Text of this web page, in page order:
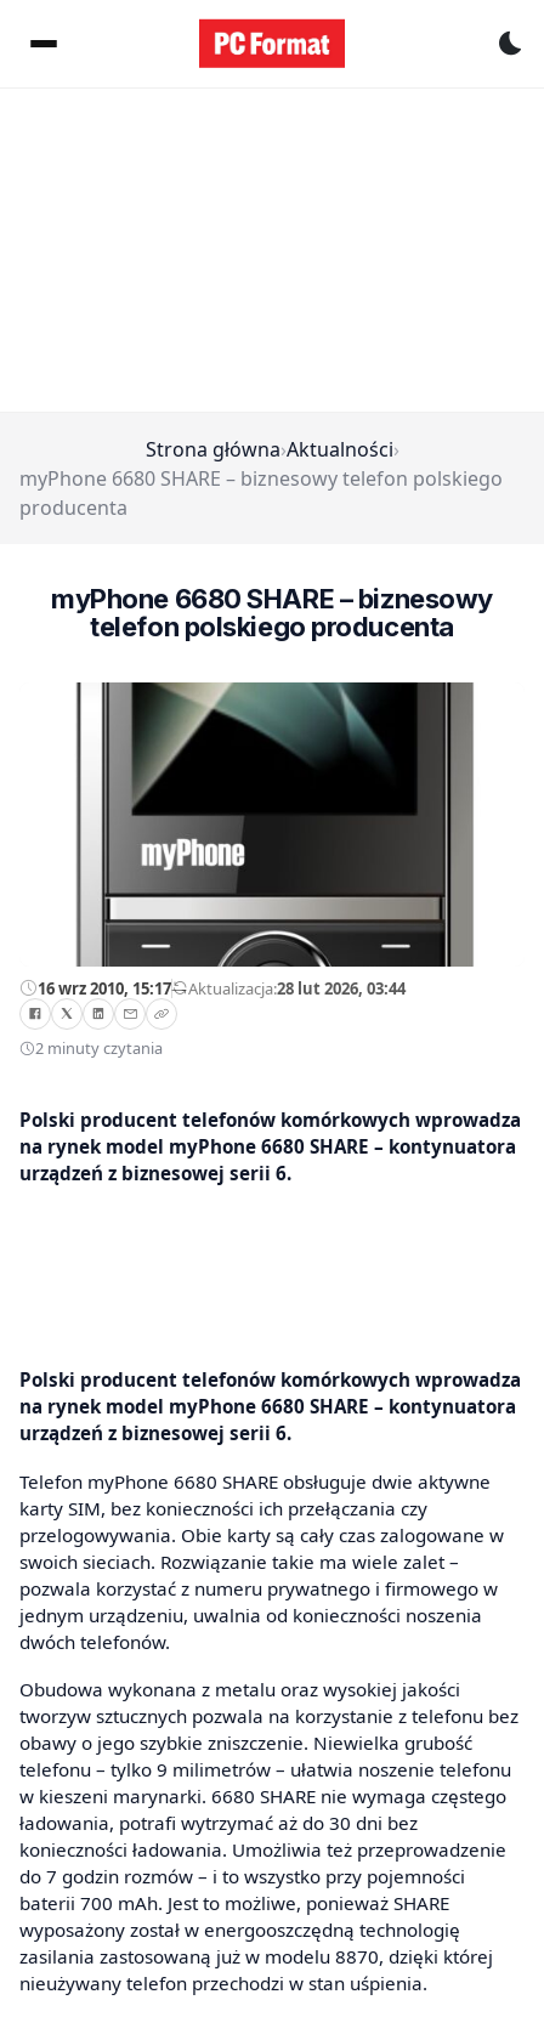
Strona główna›Aktualności›
myPhone 6680 SHARE – biznesowy telefon polskiego
producenta
myPhone 6680 SHARE – biznesowy
telefon polskiego producenta
16 wrz 2010, 15:17—Aktualizacja:28 lut 2026, 03:44
2 minuty czytania
Polski producent telefonów komórkowych wprowadza
na rynek model myPhone 6680 SHARE – kontynuatora
urządzeń z biznesowej serii 6.
Polski producent telefonów komórkowych wprowadza
na rynek model myPhone 6680 SHARE – kontynuatora
urządzeń z biznesowej serii 6.
Telefon myPhone 6680 SHARE obsługuje dwie aktywne
karty SIM, bez konieczności ich przełączania czy
przelogowywania. Obie karty są cały czas zalogowane w
swoich sieciach. Rozwiązanie takie ma wiele zalet –
pozwala korzystać z numeru prywatnego i firmowego w
jednym urządzeniu, uwalnia od konieczności noszenia
dwóch telefonów.
Obudowa wykonana z metalu oraz wysokiej jakości
tworzyw sztucznych pozwala na korzystanie z telefonu bez
obawy o jego szybkie zniszczenie. Niewielka grubość
telefonu – tylko 9 milimetrów – ułatwia noszenie telefonu
w kieszeni marynarki. 6680 SHARE nie wymaga częstego
ładowania, potrafi wytrzymać aż do 30 dni bez
konieczności ładowania. Umożliwia też przeprowadzenie
do 7 godzin rozmów – i to wszystko przy pojemności
baterii 700 mAh. Jest to możliwe, ponieważ SHARE
wyposażony został w energooszczędną technologię
zasilania zastosowaną już w modelu 8870, dzięki której
nieużywany telefon przechodzi w stan uśpienia.